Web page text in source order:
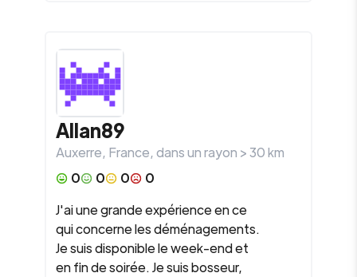
Allan89
Auxerre, France, dans un rayon >30km
0
0 0
0
J'ai une grande expérience en ce
qui concerne les déménagements.
Je suis disponible le week-end et
en fin de soirée. Je suis bosseur,